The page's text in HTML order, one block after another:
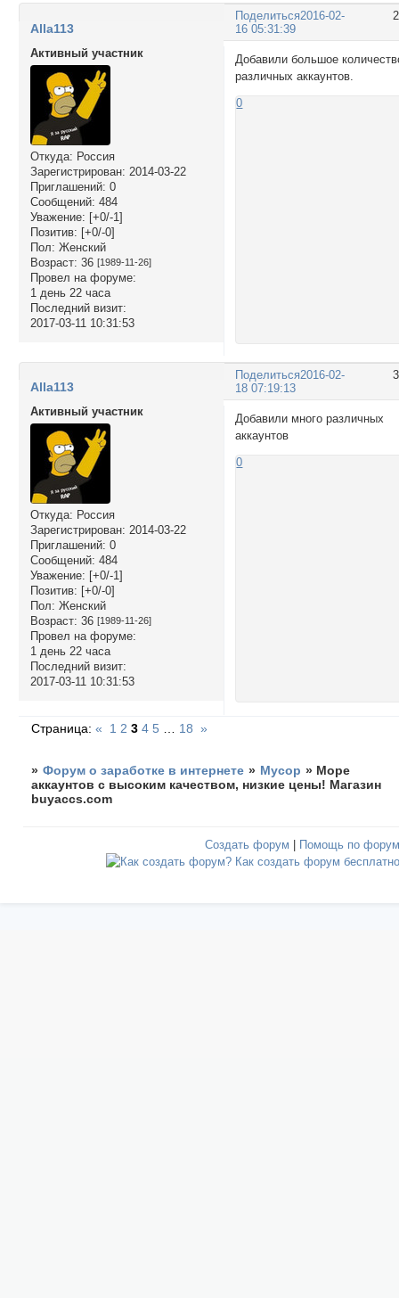
Поделиться2016-02-
16 05:31:39
Alla113
Активный участник
Откуда: Россия
Зарегистрирован: 2014-03-22
Приглашений: 0
Сообщений: 484
Уважение: [+0/-1]
Позитив: [+0/-0]
Пол: Женский
Возраст: 36 [1989-11-26]
Провел на форуме:
1 день 22 часа
Последний визит:
2017-03-11 10:31:53
Добавили большое
различных аккаунтов.
0
Поделиться2016-02-
18 07:19:13
Alla113
Активный участник
Откуда: Россия
Зарегистрирован: 2014-03-22
Приглашений: 0
Сообщений: 484
Уважение: [+0/-1]
Позитив: [+0/-0]
Пол: Женский
Возраст: 36 [1989-11-26]
Провел на форуме:
1 день 22 часа
Последний визит:
2017-03-11 10:31:53
Добавили много различных
аккаунтов
0
Страница:« 1 2 3 4 5 … 18 »
» Форум о заработке в интернете » Мусор » Море
аккаунтов с высоким качеством, низкие цены! Магазин
buyaccs.com
Создать форум | Помощь по